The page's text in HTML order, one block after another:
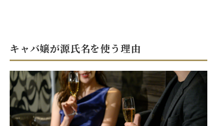
キャバ嬢が源氏名を使う理由